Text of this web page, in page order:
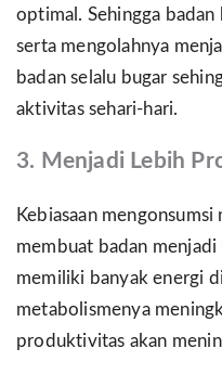
optimal. Sehingga
serta mengolahnya
badan selalu bugar
aktivitas sehari-hari.
3. Menjadi Lebih
Kebiasaan
membuat badan
memiliki banyak energi
metabolismenya
produktivitas akan